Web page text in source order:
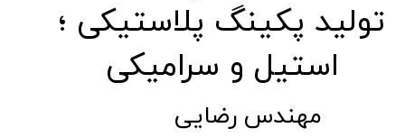
تولید پکینگ پلاستیکی ؛
استیل و سرامیکی
​مهندس رضایی